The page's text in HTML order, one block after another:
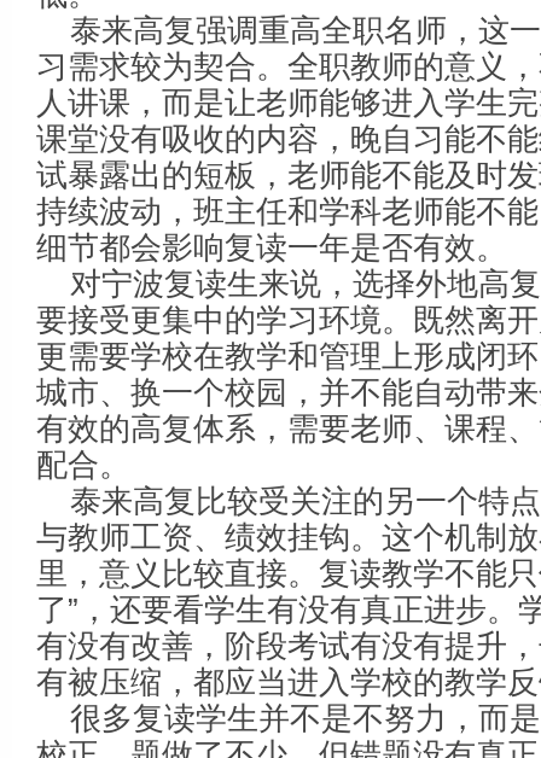
泰来高复强调重高全职名师，这
习需求较为契合。全职教师的意义
人讲课，而是让老师能够进入学生
课堂没有吸收的内容，晚自习能不
试暴露出的短板，老师能不能及时
持续波动，班主任和学科老师能不
细节都会影响复读一年是否有效。
对宁波复读生来说，选择外地高
要接受更集中的学习环境。既然离
更需要学校在教学和管理上形成闭
城市、换一个校园，并不能自动带
有效的高复体系，需要老师、课程
配合。
泰来高复比较受关注的另一个特
与教师工资、绩效挂钩。这个机制
里，意义比较直接。复读教学不能
了”，还要看学生有没有真正进步。
有没有改善，阶段考试有没有提升
有被压缩，都应当进入学校的教学
很多复读学生并不是不努力，而